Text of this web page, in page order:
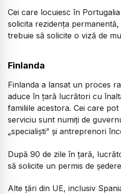
Cei care locuiesc în
solicita rezidența
trebuie să solicite o viză de
Finlanda
Finlanda a lansat un proces
aduce în țară lucrători cu
familiile acestora. Cei care
serviciu sunt numiți de
„specialiști” și antreprenori
După 90 de zile în țară,
să solicite un permis de
Alte țări din UE, inclusiv